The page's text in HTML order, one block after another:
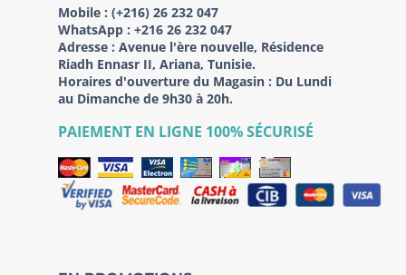
Mobile : (+216) 26 232 047
WhatsApp : +216 26 232 047
Adresse : Avenue l'ère nouvelle, Résidence
Riadh Ennasr II, Ariana, Tunisie.
Horaires d'ouverture du Magasin : Du Lundi
au Dimanche de 9h30 à 20h.
PAIEMENT EN LIGNE 100% SÉCURISÉ